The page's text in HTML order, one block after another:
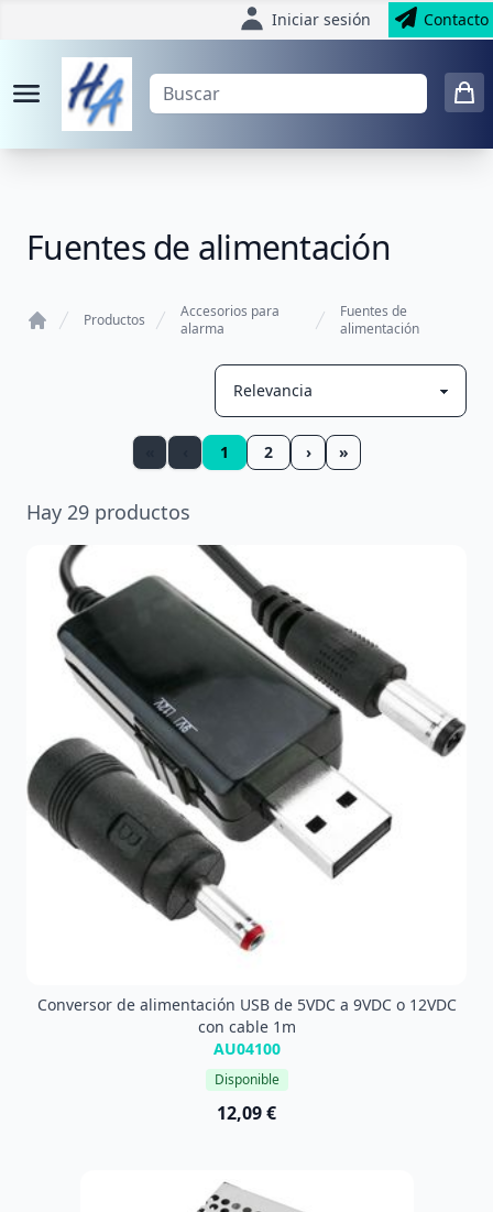
Iniciar sesión Contacto
Fuentes de alimentación
Productos
Accesorios para
alarma
Fuentes de
alimentación
1 2 › »
Hay 29 productos
Conversor de alimentación USB de 5VDC a 9VDC o 12VDC
con cable 1m
AU04100
Disponible
12,09 €